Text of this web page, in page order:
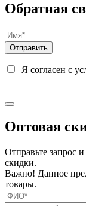
Обратная
Я согласен с
Оптовая
Отправьте запрос
скидки.
Важно! Данное
товары.